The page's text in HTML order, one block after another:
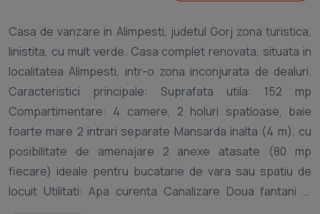
Casa de vanzare in Alimpesti, judetul Gorj zona turistica,
linistita, cu mult verde. Casa complet renovata, situata in
localitatea Alimpesti, intr-o zona inconjurata de dealuri.
Caracteristici principale: Suprafata utila: 152 mp
Compartimentare: 4 camere, 2 holuri spatioase, baie
foarte mare 2 intrari separate Mansarda inalta (4 m), cu
posibilitate de amenajare 2 anexe atasate (80 mp
fiecare) ideale pentru bucatarie de vara sau spatiu de
locuit Utilitati: Apa curenta Canalizare Doua fantani in